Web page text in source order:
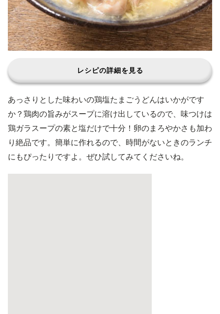
レシピの詳細を見る
あっさりとした味わいの鶏塩たまごうどんはいかがです
か？鶏肉の旨みがスープに溶け出しているので、味つけは
鶏ガラスープの素と塩だけで十分！卵のまろやかさも加わ
り絶品です。簡単に作れるので、時間がないときのランチ
にもぴったりですよ。ぜひ試してみてくださいね。